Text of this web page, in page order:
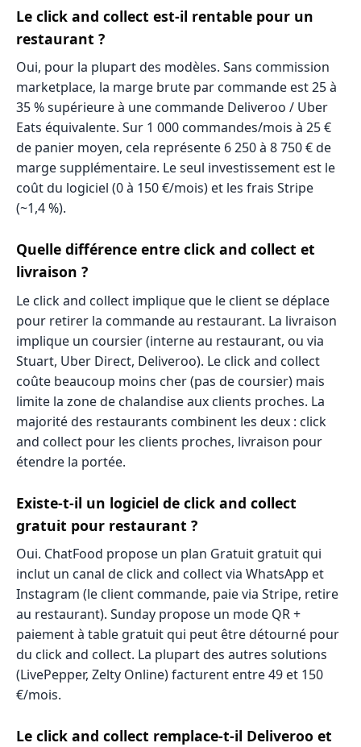
Le click and collect est-il rentable pour un
restaurant ?
Oui, pour la plupart des modèles. Sans commission
marketplace, la marge brute par commande est 25 à
35 % supérieure à une commande Deliveroo / Uber
Eats équivalente. Sur 1 000 commandes/mois à 25 €
de panier moyen, cela représente 6 250 à 8 750 € de
marge supplémentaire. Le seul investissement est le
coût du logiciel (0 à 150 €/mois) et les frais Stripe
(~1,4 %).
Quelle différence entre click and collect et
livraison ?
Le click and collect implique que le client se déplace
pour retirer la commande au restaurant. La livraison
implique un coursier (interne au restaurant, ou via
Stuart, Uber Direct, Deliveroo). Le click and collect
coûte beaucoup moins cher (pas de coursier) mais
limite la zone de chalandise aux clients proches. La
majorité des restaurants combinent les deux : click
and collect pour les clients proches, livraison pour
étendre la portée.
Existe-t-il un logiciel de click and collect
gratuit pour restaurant ?
Oui. ChatFood propose un plan Gratuit gratuit qui
inclut un canal de click and collect via WhatsApp et
Instagram (le client commande, paie via Stripe, retire
au restaurant). Sunday propose un mode QR +
paiement à table gratuit qui peut être détourné pour
du click and collect. La plupart des autres solutions
(LivePepper, Zelty Online) facturent entre 49 et 150
€/mois.
Le click and collect remplace-t-il Deliveroo et